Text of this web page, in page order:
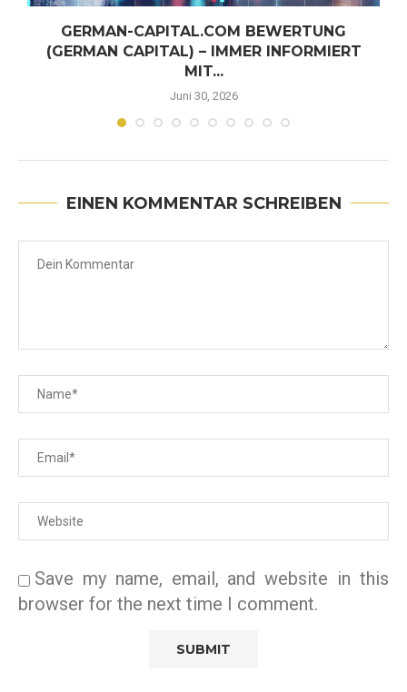
GERMAN-CAPITAL.COM BEWERTUNG
(GERMAN CAPITAL) – IMMER INFORMIERT
MIT...
Juni 30, 2026
EINEN KOMMENTAR SCHREIBEN
Save my name, email, and website in this
browser for the next time I comment.